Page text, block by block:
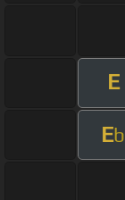
E
Eb